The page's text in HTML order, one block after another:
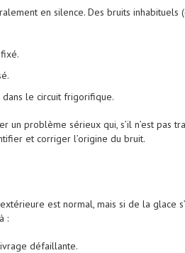
en silence. Des bruits inhabituels
dans le circuit frigorifique.
un problème sérieux qui, s’il n’est pas
et corriger l’origine du bruit.
est normal, mais si de la glace
:
défaillante.